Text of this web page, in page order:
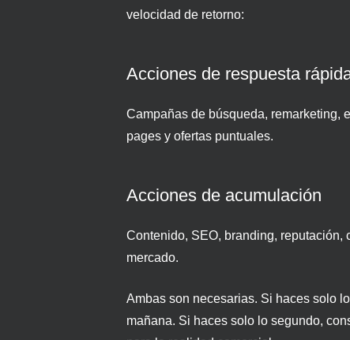
velocidad de retorno:
Acciones de respuesta
Campañas de búsqueda, remarketing,
pages y ofertas puntuales.
Acciones de acumulación
Contenido, SEO, branding, reputación,
mercado.
Ambas son necesarias. Si haces solo
mañana. Si haces solo lo segundo,